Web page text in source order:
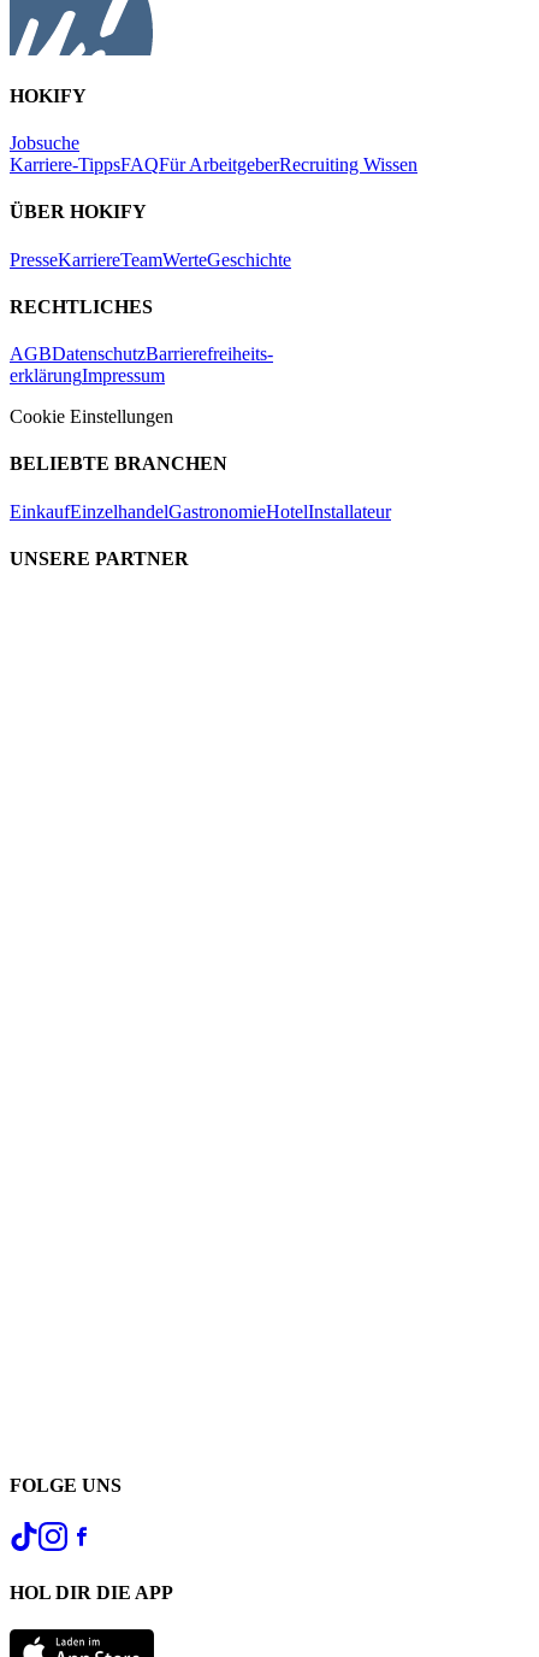
HOKIFY
Jobsuche
Karriere-TippsFAQFür ArbeitgeberRecruiting Wissen
ÜBER HOKIFY
PresseKarriereTeamWerteGeschichte
RECHTLICHES
AGBDatenschutzBarrierefreiheits-
erklärungImpressum
Cookie Einstellungen
BELIEBTE BRANCHEN
EinkaufEinzelhandelGastronomieHotelInstallateur
UNSERE PARTNER
FOLGE UNS
HOL DIR DIE APP